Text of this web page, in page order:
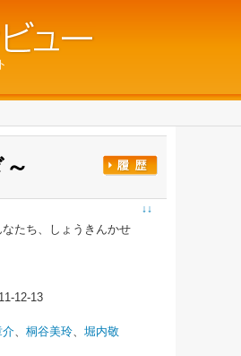
↓↓
たち、しょうきんかせ
12-13
介、 桐谷美玲、 堀内敬